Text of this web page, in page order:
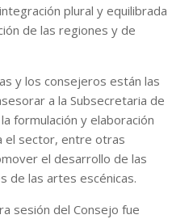
plural y equilibrada
de las regiones y de
y los consejeros están las
a la Subsecretaria de
formulación y elaboración
el sector, entre otras
el desarrollo de las
de las artes escénicas.
sesión del Consejo fue